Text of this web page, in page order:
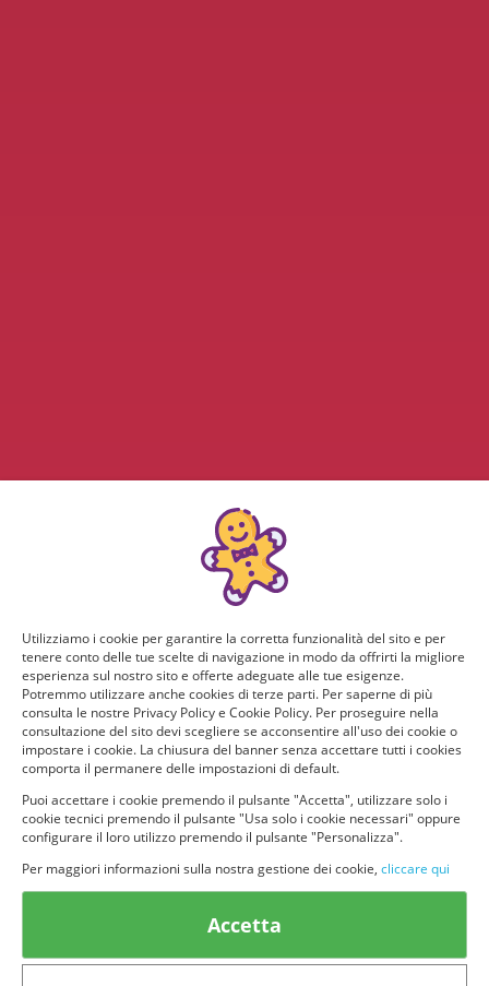
Categorie in evidenza
Utilizziamo i cookie per garantire la corretta funzionalità del sito e per
tenere conto delle tue scelte di navigazione in modo da offrirti la migliore
esperienza sul nostro sito e offerte adeguate alle tue esigenze.
Potremmo utilizzare anche cookies di terze parti. Per saperne di più
consulta le nostre Privacy Policy e Cookie Policy. Per proseguire nella
consultazione del sito devi scegliere se acconsentire all'uso dei cookie o
impostare i cookie. La chiusura del banner senza accettare tutti i cookies
comporta il permanere delle impostazioni di default.
Puoi accettare i cookie premendo il pulsante "Accetta", utilizzare solo i
cookie tecnici premendo il pulsante "Usa solo i cookie necessari" oppure
configurare il loro utilizzo premendo il pulsante "Personalizza".
Per maggiori informazioni sulla nostra gestione dei cookie, cliccare qui
Accetta